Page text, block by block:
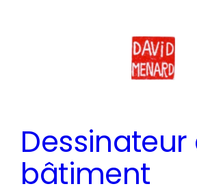
Dessinateur
bâtiment